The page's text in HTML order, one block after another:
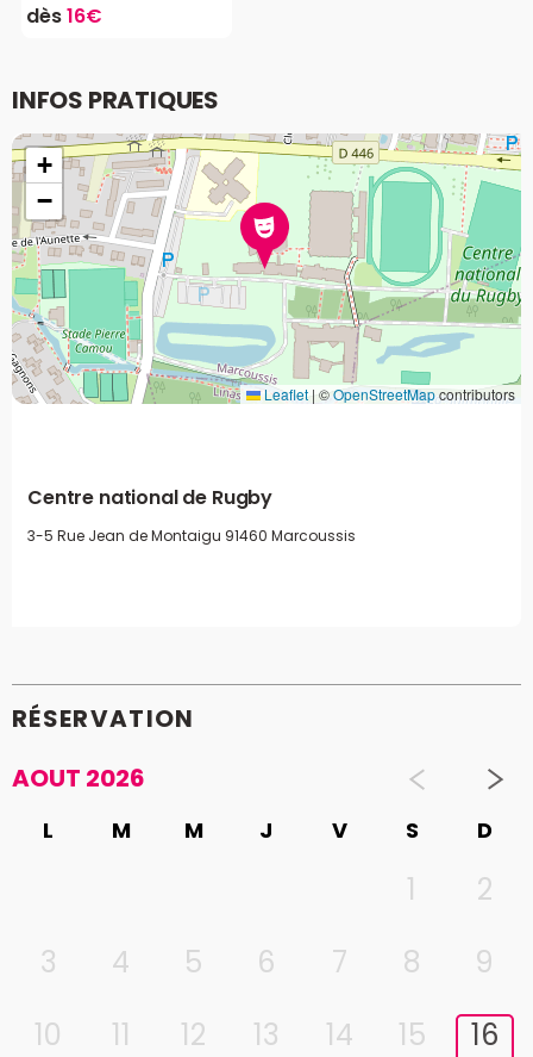
dès16€
INFOS PRATIQUES
+
−
Leaflet | ©OpenStreetMapcontributors
Centre national de Rugby
3-5 Rue Jean de Montaigu 91460 Marcoussis
RÉSERVATION
AOUT 2026
L M M J V S D
1
2
3
4 5 6 7 8
9
10
11 12 13 14 15 16